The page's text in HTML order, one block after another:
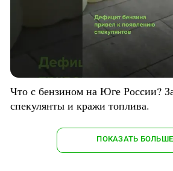
Что с бензином на Юге России?
спекулянты и кражи топлива.
ПОКАЗАТЬ БОЛЬШЕ